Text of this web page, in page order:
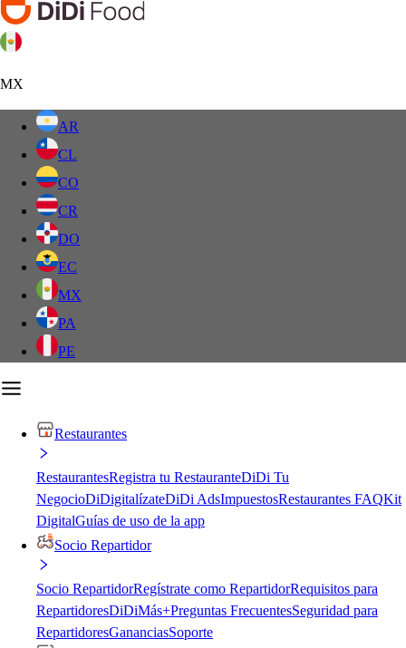
MX
AR
CL
CO
CR
DO
EC
MX
PA
PE
Restaurantes
RestaurantesRegistra tu RestauranteDiDi Tu
NegocioDiDigitalízateDiDi AdsImpuestosRestaurantes FAQKit
DigitalGuías de uso de la app
Socio Repartidor
Socio RepartidorRegístrate como RepartidorRequisitos para
RepartidoresDiDiMás+Preguntas FrecuentesSeguridad para
RepartidoresGananciasSoporte